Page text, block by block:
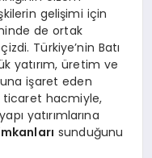
gelişimi için
de ortak
Türkiye’nin Batı
yatırım, üretim ve
işaret eden
ticaret hacmiyle,
yatırımlarına
sunduğunu